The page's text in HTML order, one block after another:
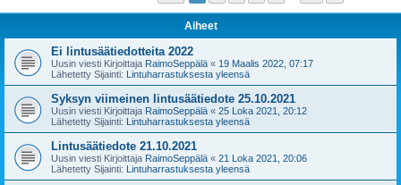
Aiheet
Ei lintusäätiedotteita 2022
Uusin viesti Kirjoittaja RaimoSeppälä « 19 Maalis 2022, 07:17
Lähetetty Sijainti: Lintuharrastuksesta yleensä
Syksyn viimeinen lintusäätiedote 25.10.2021
Uusin viesti Kirjoittaja RaimoSeppälä « 25 Loka 2021, 20:12
Lähetetty Sijainti: Lintuharrastuksesta yleensä
Lintusäätiedote 21.10.2021
Uusin viesti Kirjoittaja RaimoSeppälä « 21 Loka 2021, 20:06
Lähetetty Sijainti: Lintuharrastuksesta yleensä